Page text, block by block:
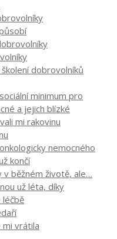
školení dobrovolníků
minimum pro
a jejich blízké
mi rakovinu
nemocného
končí
v běžném životě, ale…
už léta, díky
léčbě
mi vrátila